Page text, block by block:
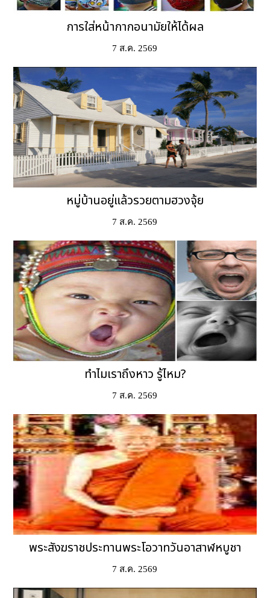
การใส่หน้ากากอนามัยให้ได้ผล
7 ส.ค. 2569
หมู่บ้านอยู่แล้วรวยตามฮวงจุ้ย
7 ส.ค. 2569
ทำไมเราถึงหาว รู้ไหม?
7 ส.ค. 2569
พระสังฆราชประทานพระโอวาทวันอาสาฬหบูชา
7 ส.ค. 2569